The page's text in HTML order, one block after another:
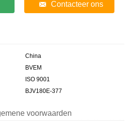
Contacteer ons
China
BVEM
ISO 9001
BJV180E-377
voorwaarden